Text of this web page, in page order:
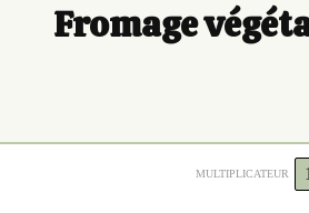
Fromage
MULTIPLICATEUR